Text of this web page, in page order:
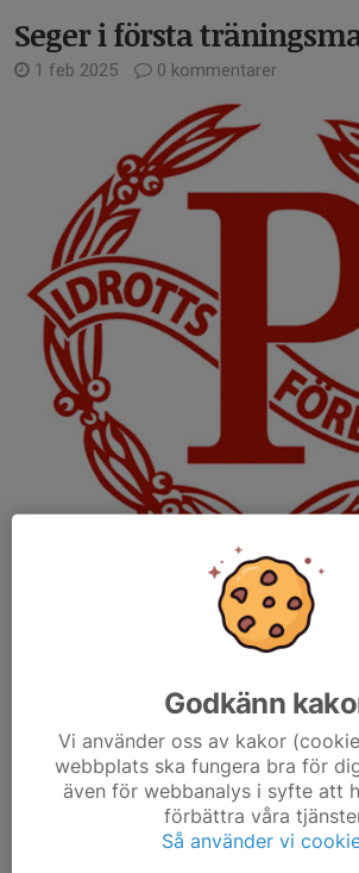
Seger i första
1 feb 2025 0 kommentarer
Det blev vinst borta mot IF Väster i årets
IF Väster (D3H) - Partille IF FK
// Kim
Läs mer
Uppstartsmöte 6/1
Godkänn
Vi använder oss av kakor
webbplats ska fungera bra för
även för webbanalys i syfte att
förbättra våra
Så använder vi